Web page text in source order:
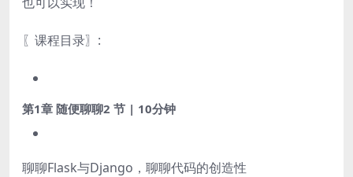
〖课程目录〗:
第1章 随便聊聊2 节 | 10分钟
聊聊Flask与Django，聊聊代码的创造性